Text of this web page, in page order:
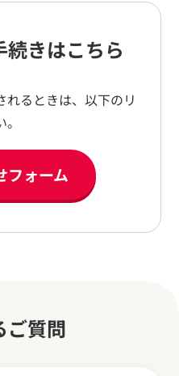
きはこちら
れるときは、以下のリ
フォーム
ご質問